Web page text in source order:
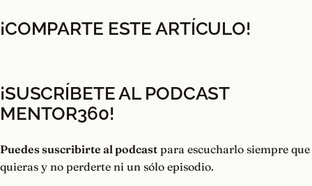
¡COMPARTE ESTE ARTÍCULO!
¡SUSCRÍBETE AL PODCAST
MENTOR360!
Puedes suscribirte al podcast para escucharlo siempre que
quieras y no perderte ni un sólo episodio.